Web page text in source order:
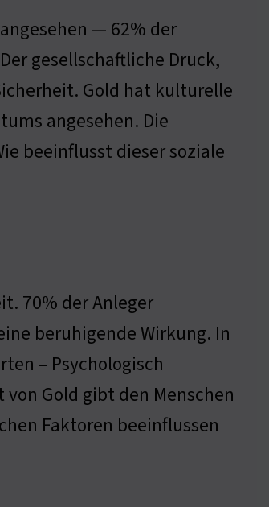
— 62% der
gesellschaftliche Druck,
Gold hat kulturelle
angesehen. Die
beeinflusst dieser soziale
70% der Anleger
beruhigende Wirkung. In
– Psychologisch
Gold gibt den Menschen
Faktoren beeinflussen